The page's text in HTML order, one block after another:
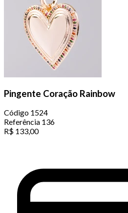
Pingente Coração Rainbow
Código 1524
Referência 136
R$ 133,00